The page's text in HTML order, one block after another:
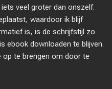
veel groter dan onszelf.
waardoor ik blijf
is, is de schrijfstijl zo
ebook downloaden te blijven.
te brengen om door te